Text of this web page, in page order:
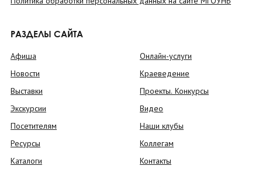
РАЗДЕЛЫ САЙТА
Афиша
Новости
Выставки
Экскурсии
Посетителям
Ресурсы
Каталоги
Онлайн-услуги
Краеведение
Проекты. Конкурсы
Видео
Наши клубы
Коллегам
Контакты